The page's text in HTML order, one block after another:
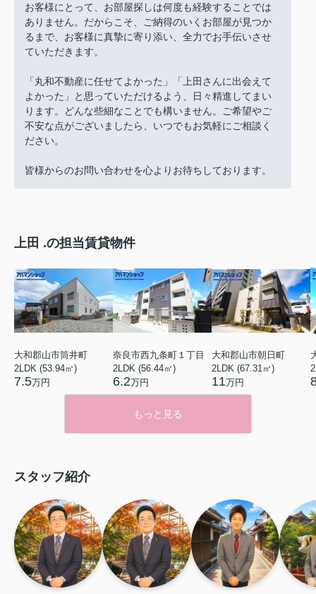
お客様にとって、お部屋探しは何度も経験することでは
ありません。だからこそ、ご納得のいくお部屋が見つか
るまで、お客様に真摯に寄り添い、全力でお手伝いさせ
ていただきます。
「丸和不動産に任せてよかった」「上田さんに出会えて
よかった」と思っていただけるよう、日々精進してまい
ります。どんな些細なことでも構いません。ご希望やご
不安な点がございましたら、いつでもお気軽にご相談く
ださい。
皆様からのお問い合わせを心よりお待ちしております。
上田 .の担当賃貸物件
大和郡山市筒井町
2LDK (53.94㎡)
7.5万円
奈良市西九条町１丁目
2LDK (56.44㎡)
6.2万円
大和郡山市朝日町
2LDK (67.31㎡)
11万円
もっと見る
スタッフ紹介